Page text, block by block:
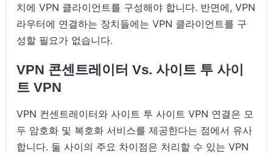
치에 VPN 클라이언트를 구성해야 합니다. 반면에, VPN
라우터에 연결하는 장치들에는 VPN 클라이언트를 구
성할 필요가 없습니다.
VPN 콘센트레이터 Vs. 사이트 투 사이
트 VPN
VPN 컨센트레이터와 사이트 투 사이트 VPN 연결은 모
두 암호화 및 복호화 서비스를 제공한다는 점에서 유사
합니다. 둘 사이의 주요 차이점은 처리할 수 있는 VPN